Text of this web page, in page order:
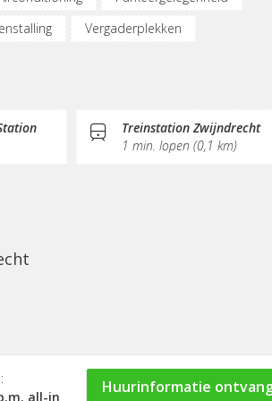
Vergaderplekken
Treinstation Zwijndrecht
1 min. lopen (0,1 km)
all-in
Huurinformatie